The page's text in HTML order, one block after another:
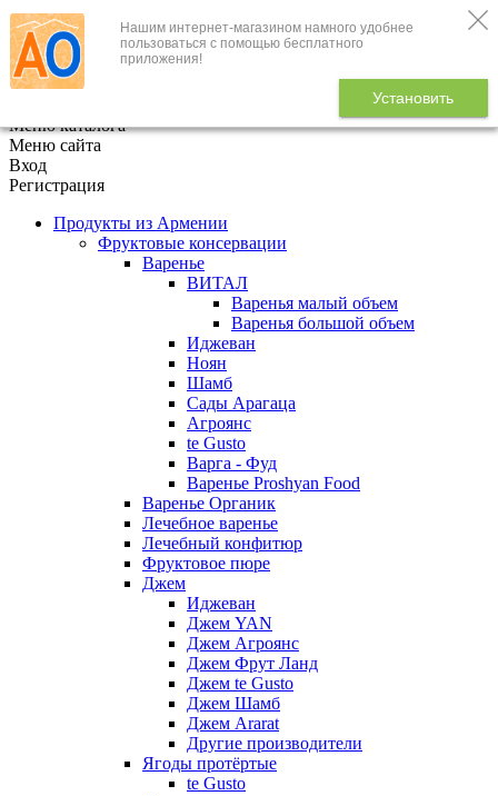
Нашим интернет-магазином намного удобнее
пользоваться с помощью бесплатного
приложения!
Установить
+7 (495) 646-888-1
В корзине
Меню каталога
Меню сайта
Вход
Регистрация
Продукты из Армении
Фруктовые консервации
Варенье
ВИТАЛ
Варенья малый объем
Варенья большой объем
Иджеван
Ноян
Шамб
Сады Арагаца
Агроянс
te Gusto
Варга - Фуд
Варенье Proshyan Food
Варенье Органик
Лечебное варенье
Лечебный конфитюр
Фруктовое пюре
Джем
Иджеван
Джем YAN
Джем Агроянс
Джем Фрут Ланд
Джем te Gusto
Джем Шамб
Джем Ararat
Другие производители
Ягоды протёртые
te Gusto